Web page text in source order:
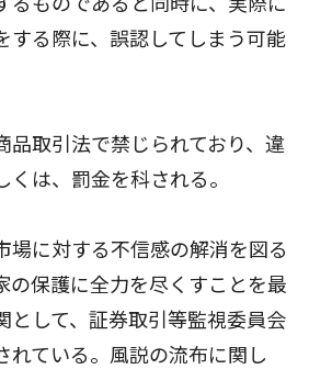
する際に、誤認してしまう可能
品取引法で禁じられており、違
は、罰金を科される。
場に対する不信感の解消を図る
の保護に全力を尽くすことを最
として、証券取引等監視委員会
れている。風説の流布に関し